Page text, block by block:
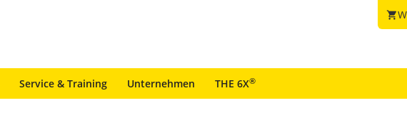
shopping_cart
Service & Training Unternehmen THE 6X®